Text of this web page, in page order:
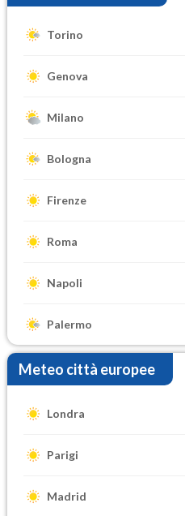
Torino
Genova
Milano
Bologna
Firenze
Roma
Napoli
Palermo
Meteo città europee
Londra
Parigi
Madrid